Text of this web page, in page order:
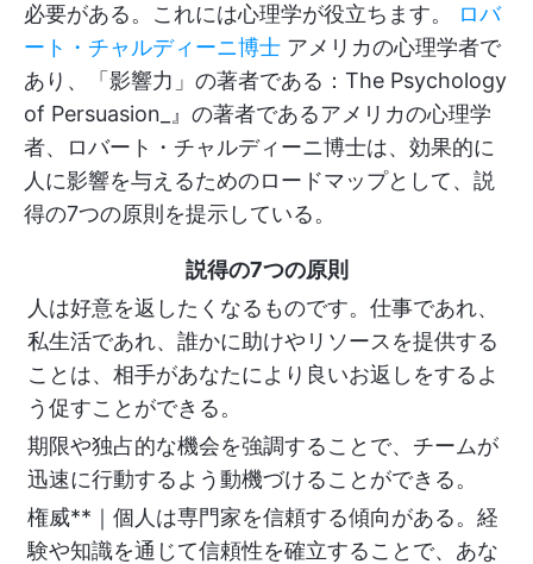
必要がある。これには心理学が役立ちます。
ロバ
ート・チャルディーニ博士 アメリカの心理学者で
あり、「影響力」の著者である：The Psychology
of Persuasion_』の著者であるアメリカの心理学
者、ロバート・チャルディーニ博士は、効果的に
人に影響を与えるためのロードマップとして、説
得の7つの原則を提示している。
説得の7つの原則
人は好意を返したくなるものです。仕事であれ、
私生活であれ、誰かに助けやリソースを提供する
ことは、相手があなたにより良いお返しをするよ
う促すことができる。
期限や独占的な機会を強調することで、チームが
迅速に行動するよう動機づけることができる。
権威**｜個人は専門家を信頼する傾向がある。経
験や知識を通じて信頼性を確立することで、あな